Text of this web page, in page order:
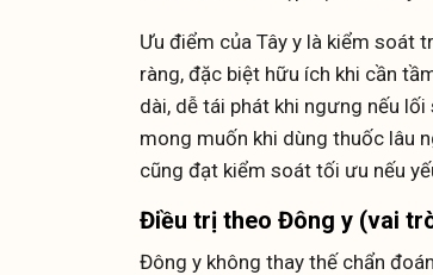
Ưu điểm của Tây y là kiểm soát
ràng, đặc biệt hữu ích khi cần
dài, dễ tái phát khi ngưng nếu
mong muốn khi dùng thuốc lâu
cũng đạt kiểm soát tối ưu nếu
Điều trị theo Đông y (vai
Đông y không thay thế chẩn